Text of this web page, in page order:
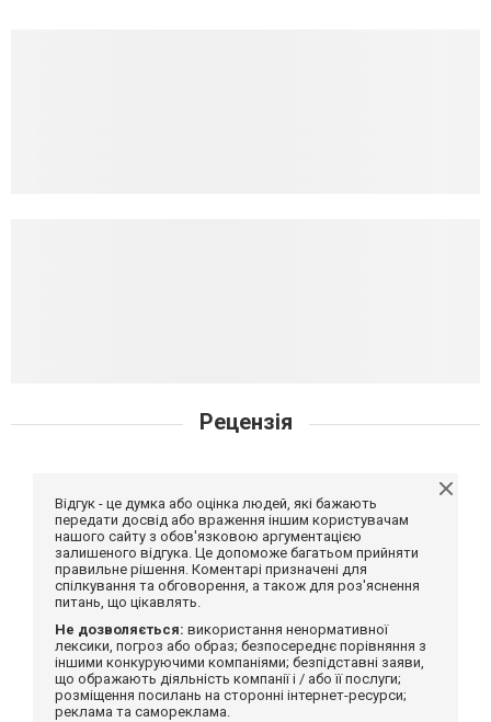
Рецензія
Відгук - це думка або оцінка людей, які бажають
передати досвід або враження іншим користувачам
нашого сайту з обов'язковою аргументацією
залишеного відгука. Це допоможе багатьом прийняти
правильне рішення. Коментарі призначені для
спілкування та обговорення, а також для роз'яснення
питань, що цікавлять.
Не дозволяється: використання ненормативної
лексики, погроз або образ; безпосереднє порівняння з
іншими конкуруючими компаніями; безпідставні заяви,
що ображають діяльність компанії і / або її послуги;
розміщення посилань на сторонні інтернет-ресурси;
реклама та самореклама.